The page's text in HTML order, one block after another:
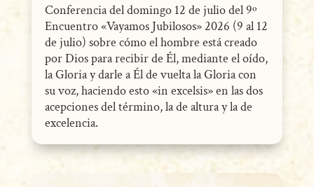
Conferencia del domingo 12 de julio del 9º
Encuentro «Vayamos Jubilosos» 2026 (9 al 12
de julio) sobre cómo el hombre está creado
por Dios para recibir de Él, mediante el oído,
la Gloria y darle a Él de vuelta la Gloria con
su voz, haciendo esto «in excelsis» en las dos
acepciones del término, la de altura y la de
excelencia.